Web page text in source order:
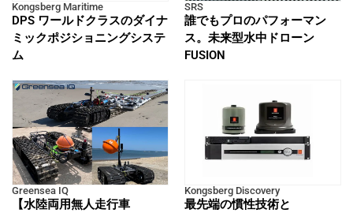
Kongsberg Maritime
DPS ワールドクラスのダイナ
ミックポジショニングシステ
ム
SRS
誰でもプロのパフォーマン
ス。未来型水中ドローン
FUSION
Greensea IQ
【水陸両用無人走行車
Kongsberg Discovery
最先端の慣性技術と